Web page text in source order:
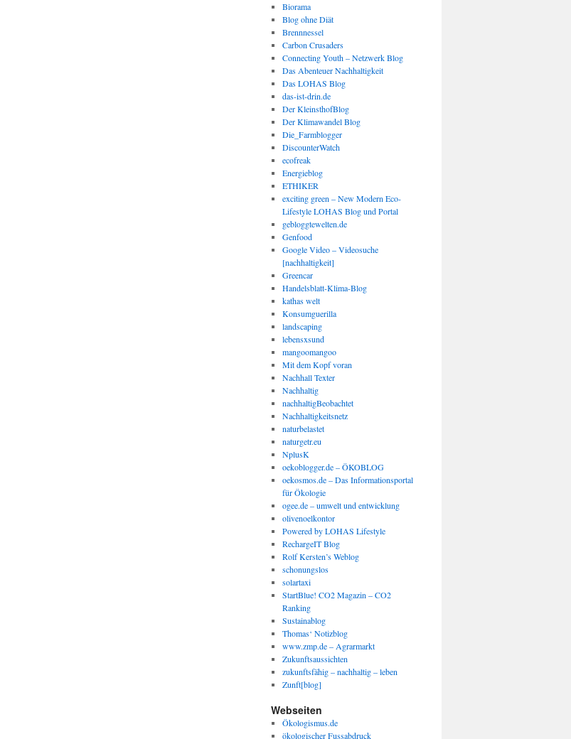
Biorama
Blog ohne Diät
Brennnessel
Carbon Crusaders
Connecting Youth – Netzwerk Blog
Das Abenteuer Nachhaltigkeit
Das LOHAS Blog
das-ist-drin.de
Der KleinsthofBlog
Der Klimawandel Blog
Die_Farmblogger
DiscounterWatch
ecofreak
Energieblog
ETHIKER
exciting green – New Modern Eco-
Lifestyle LOHAS Blog und Portal
gebloggtewelten.de
Genfood
Google Video – Videosuche
[nachhaltigkeit]
Greencar
Handelsblatt-Klima-Blog
kathas welt
Konsumguerilla
landscaping
lebensxsund
mangoomangoo
Mit dem Kopf voran
Nachhall Texter
Nachhaltig
nachhaltigBeobachtet
Nachhaltigkeitsnetz
naturbelastet
naturgetr.eu
NplusK
oekoblogger.de – ÖKOBLOG
oekosmos.de – Das Informationsportal
für Ökologie
ogee.de – umwelt und entwicklung
olivenoelkontor
Powered by LOHAS Lifestyle
RechargeIT Blog
Rolf Kersten’s Weblog
schonungslos
solartaxi
StartBlue! CO2 Magazin – CO2
Ranking
Sustainablog
Thomas‘ Notizblog
www.zmp.de – Agrarmarkt
Zukunftsaussichten
zukunftsfähig – nachhaltig – leben
Zunft[blog]
Webseiten
Ökologismus.de
ökologischer Fussabdruck